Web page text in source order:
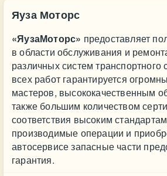
Яуза Моторс
«ЯузаМоторс» предоставляет
в области обслуживания и
различных систем транспортного
всех работ гарантируется
мастеров, высококачественным
также большим количеством
соответствия высоким
производимые операции и
автосервисе запасные части
гарантия.